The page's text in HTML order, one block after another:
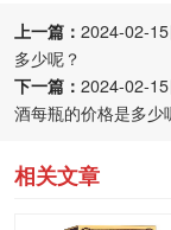
上一篇： 2024-02-
多少呢？
下一篇： 2024-02-
酒每瓶的价格是多少
相关文章